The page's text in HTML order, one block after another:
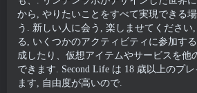
から, やりたいことをすべて実現できる
う. 新しい人に会う, 楽しませてください
る, いくつかのアクティビティに参加す
成したり、仮想アイテムやサービスを他
できます. Second Life は 18 歳以上のプ
ます, 自由度が高いので.